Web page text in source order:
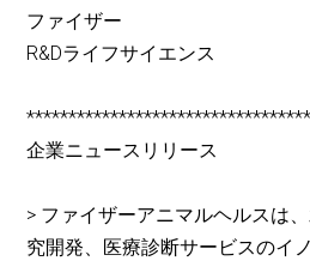
ファイザー
R&Dライフサイエンス
企業ニュースリリース
> ファイザーアニマルヘルスは
究開発、医療診断サービスのイ